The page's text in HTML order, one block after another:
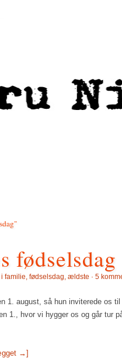
fødselsdag
familie, fødselsdag, ældste · 5
1. august, så hun inviterede os
1., hvor vi hygger os og går tur
→]